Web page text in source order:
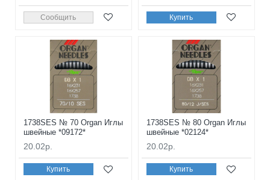
Сообщить Купить
1738SES № 70 Organ Иглы
швейные *09172*
20.02р.
Купить
1738SES № 80 Organ Иглы
швейные *02124*
20.02р.
Купить